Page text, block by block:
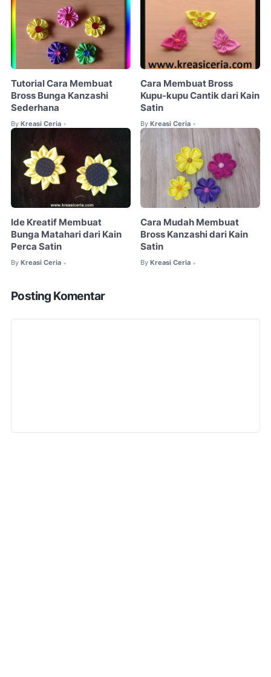
Tutorial Cara Membuat
Bross Bunga Kanzashi
Sederhana
By Kreasi Ceria •
Cara Membuat Bross
Kupu-kupu Cantik dari Kain
Satin
By Kreasi Ceria •
Ide Kreatif Membuat
Bunga Matahari dari Kain
Perca Satin
By Kreasi Ceria •
Cara Mudah Membuat
Bross Kanzashi dari Kain
Satin
By Kreasi Ceria •
Posting Komentar